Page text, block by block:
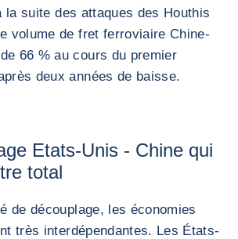
suite des attaques des Houthis
volume de fret ferroviaire Chine-
66 % au cours du premier
deux années de baisse.
Etats-Unis - Chine qui
total
de découplage, les économies
très interdépendantes. Les États-